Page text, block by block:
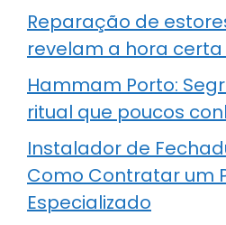
Reparação de
revelam a hora
Hammam Porto:
ritual que poucos
Instalador de
Como Contratar um
Especializado